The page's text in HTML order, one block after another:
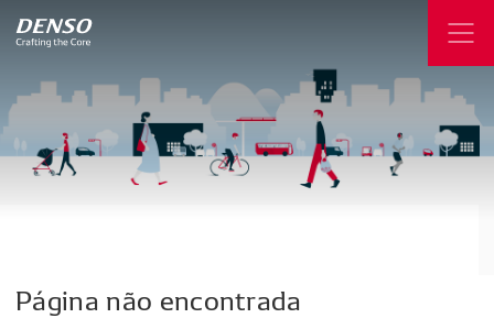
Página não encontrada